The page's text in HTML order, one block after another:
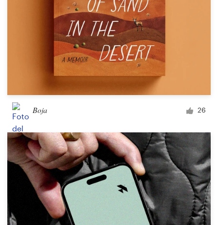
Boja 26
Guía de la marca
Explorar todas las categorías
+49 30 568 376 73
Centro de ayuda
Recursos
Precios